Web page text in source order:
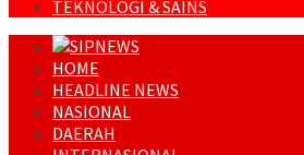
TEKNOLOGI & SAINS
HOME
HEADLINE NEWS
NASIONAL
DAERAH